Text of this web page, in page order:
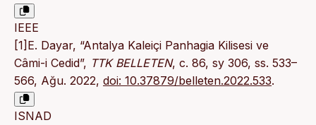
IEEE
[1]E. Dayar, “Antalya Kaleiçi Panhagia Kilisesi ve
Câmi-i Cedid”, TTK BELLETEN, c. 86, sy 306, ss. 533–
566, Ağu. 2022, doi: 10.37879/belleten.2022.533.
ISNAD